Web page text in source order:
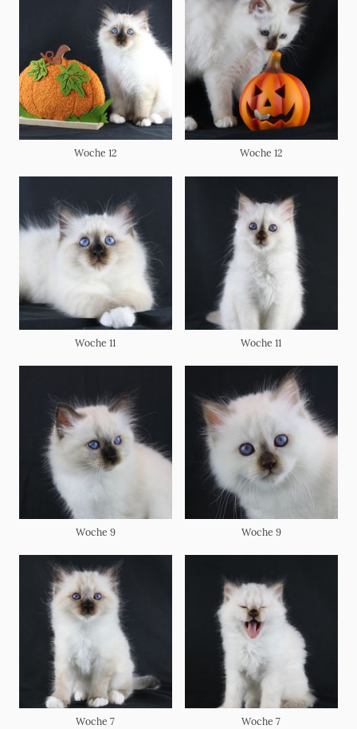
Woche 12 Woche 12
Woche 11 Woche 11
Woche 9 Woche 9
Woche 7 Woche 7